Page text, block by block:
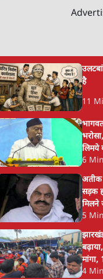
पहले बीजेपी-
गठबंधन की
है
11
लिमये
6 Min
अतीक
सड़क
मिलने
5 Min
मांगा,
4 Min